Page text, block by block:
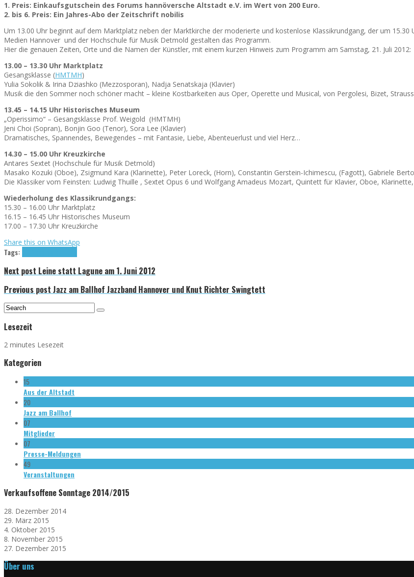
1. Preis: Einkaufsgutschein des Forums hannöversche Altstadt e.V. im Wert von 200 Euro.
2. bis 6. Preis: Ein Jahres-Abo der Zeitschrift nobilis
Um 13.00 Uhr beginnt auf dem Marktplatz neben der Marktkirche der moderierte und kostenlose Klassikrundgang, der um
Medien Hannover und der Hochschule für Musik Detmold gestalten das Programm.
Hier die genauen Zeiten, Orte und die Namen der Künstler, mit einem kurzen Hinweis zum Programm am Samstag, 21. Juli 2012:
13.00 – 13.30 Uhr Marktplatz
Gesangsklasse (HMTMH)
Yulia Sokolik & Irina Dziashko (Mezzosporan), Nadja Senatskaja (Klavier)
Musik die den Sommer noch schöner macht – kleine Kostbarkeiten aus Oper, Operette und Musical, von Pergolesi, Bizet,
13.45 – 14.15 Uhr Historisches Museum
„Operissimo“ – Gesangsklasse Prof. Weigold (HMTMH)
Jeni Choi (Sopran), Bonjin Goo (Tenor), Sora Lee (Klavier)
Dramatisches, Spannendes, Bewegendes – mit Fantasie, Liebe, Abenteuerlust und viel Herz…
14.30 – 15.00 Uhr Kreuzkirche
Antares Sextet (Hochschule für Musik Detmold)
Masako Kozuki (Oboe), Zsigmund Kara (Klarinette), Peter Loreck, (Horn), Constantin Gerstein-Ichimescu, (Fagott), Gabriele
Die Klassiker vom Feinsten: Ludwig Thuille , Sextet Opus 6 und Wolfgang Amadeus Mozart, Quintett für Klavier, Oboe,
Wiederholung des Klassikrundgangs:
15.30 – 16.00 Uhr Marktplatz
16.15 – 16.45 Uhr Historisches Museum
17.00 – 17.30 Uhr Kreuzkirche
Share this on WhatsApp
Tags:
Next post Leine statt Lagune am 1. Juni 2012
Previous post Jazz am Ballhof Jazzband Hannover und Knut Richter Swingtett
Lesezeit
2 minutes Lesezeit
Kategorien
15
Aus der Altstadt
20
Jazz am Ballhof
07
Mitglieder
07
Presse-Meldungen
49
Veranstaltungen
Verkaufsoffene Sonntage 2014/2015
28. Dezember 2014
29. März 2015
4. Oktober 2015
8. November 2015
27. Dezember 2015
Über uns